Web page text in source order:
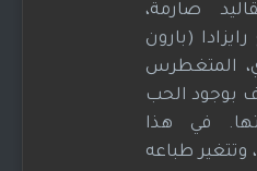
صارمة،
(بارون
المتغطرس
بوجود الحب
في هذا
وتتغير طباعه